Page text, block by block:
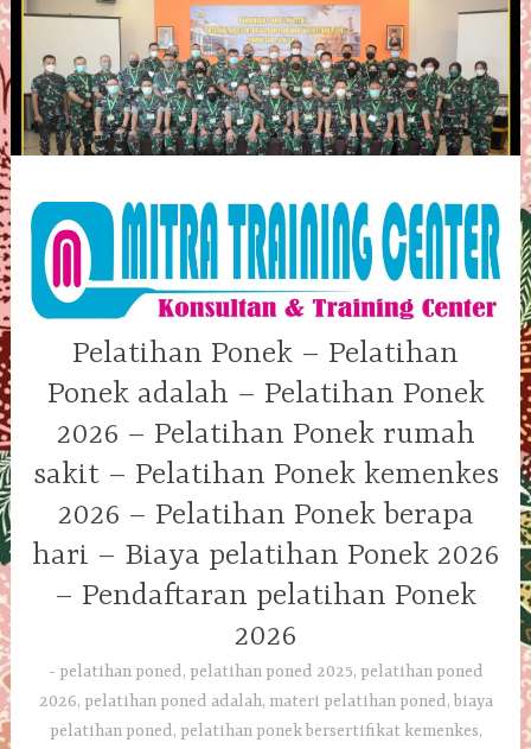
Skip
to
content
Pelatihan Ponek – Pelatihan
Ponek adalah – Pelatihan Ponek
2026 – Pelatihan Ponek rumah
sakit – Pelatihan Ponek kemenkes
2026 – Pelatihan Ponek berapa
hari – Biaya pelatihan Ponek 2026
– Pendaftaran pelatihan Ponek
2026
pelatihan poned, pelatihan poned 2025, pelatihan poned
2026, pelatihan poned adalah, materi pelatihan poned, biaya
pelatihan poned, pelatihan ponek bersertifikat kemenkes,